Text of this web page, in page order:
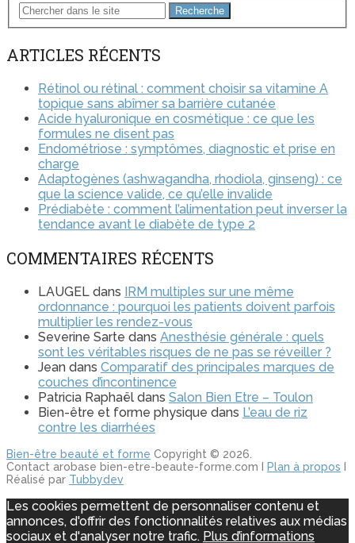
Recherche
ARTICLES RÉCENTS
Rétinol ou rétinal : comment choisir sa vitamine A
topique sans abîmer sa barrière cutanée
Acide hyaluronique en cosmétique : ce que les
formules ne disent pas
Endométriose : symptômes, diagnostic et prise en
charge
Adaptogènes (ashwagandha, rhodiola, ginseng) : ce
que la science valide, ce qu’elle invalide
Prédiabète : comment l’alimentation peut inverser la
tendance avant le diabète de type 2
COMMENTAIRES RÉCENTS
LAUGEL dans IRM multiples sur une même
ordonnance : pourquoi les patients doivent parfois
multiplier les rendez-vous
Severine Sarte dans Anesthésie générale : quels
sont les véritables risques de ne pas se réveiller ?
Jean dans Comparatif des principales marques de
couches d’incontinence
Patricia Raphaël dans Salon Bien Etre – Toulon
Bien-être et forme physique dans L’eau de riz
contre les diarrhées
Bien-être beauté et forme Copyright © 2026.
Contact arobase bien-etre-beaute-forme.com I Plan à propos I
Réalisé par Tubbydev
Les cookies permettent de personnaliser contenu et
annonces, d'offrir des fonctionnalités relatives aux médias
sociaux et d'analyser notre trafic. Plus d’informations